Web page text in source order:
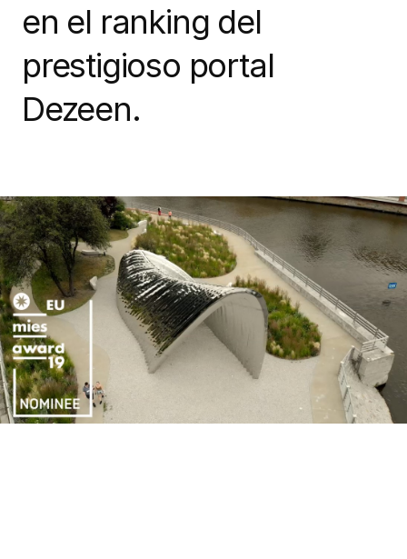
en el ranking del
prestigioso portal
Dezeen.